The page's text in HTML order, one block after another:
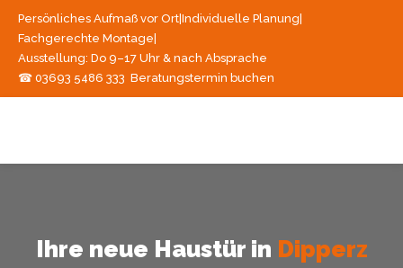
Persönliches Aufmaß vor Ort Individuelle Planung
Fachgerechte Montage
Ausstellung: Do 9–17 Uhr & nach Absprache
☎ 03693 5486 333 Beratungstermin buchen
Ihre neue Haustür in Dipperz